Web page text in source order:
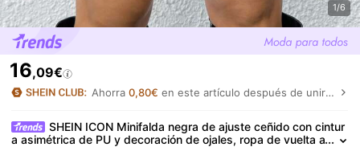
1/6
16,09€
Ahorra 0,80€ en este artículo después de unirte.
SHEIN ICON Minifalda negra de ajuste ceñido con cintur
a asimétrica de PU y decoración de ojales, ropa de vuelta a